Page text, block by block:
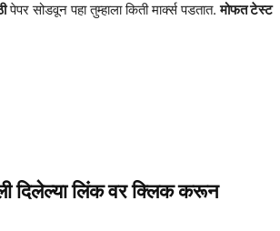
पेपर सोडवून पहा तुम्हाला किती मार्क्स पडतात.मोफत टेस्ट
दिलेल्या लिंक वर क्लिक करून